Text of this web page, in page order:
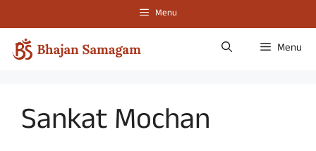
to
content
Menu
Menu
Sankat Mochan